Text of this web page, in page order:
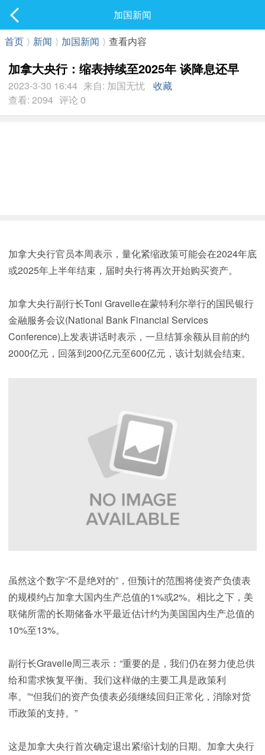
最新发表
加国新闻
首页 ⟩ 新闻 ⟩ 加国新闻 ⟩ 查看内容
加拿大央行：缩表持续至2025年 谈降息还早
2023-3-30 16:44 来自: 加国无忧
收藏
查看: 2094 评论 0
加拿大央行官员本周表示，量化紧缩政策可能会在2024年底
或2025年上半年结束，届时央行将再次开始购买资产。
加拿大央行副行长Toni Gravelle在蒙特利尔举行的国民银行
金融服务会议(National Bank Financial Services
Conference)上发表讲话时表示，一旦结算余额从目前的约
2000亿元，回落到200亿元至600亿元，该计划就会结束。
虽然这个数字“不是绝对的”，但预计的范围将使资产负债表
的规模约占加拿大国内生产总值的1%或2%。相比之下，美
联储所需的长期储备水平最近估计约为美国国内生产总值的
10%至13%。
副行长Gravelle周三表示：“重要的是，我们仍在努力使总供
给和需求恢复平衡。我们这样做的主要工具是政策利
率。”“但我们的资产负债表必须继续回归正常化，消除对货
币政策的支持。”
这是加拿大央行首次确定退出紧缩计划的日期。加拿大央行